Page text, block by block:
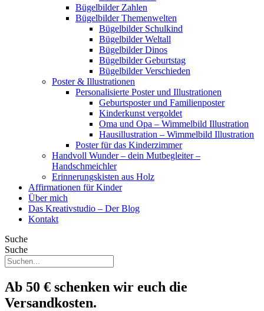
Bügelbilder Zahlen
Bügelbilder Themenwelten
Bügelbilder Schulkind
Bügelbilder Weltall
Bügelbilder Dinos
Bügelbilder Geburtstag
Bügelbilder Verschieden
Poster & Illustrationen
Personalisierte Poster und Illustrationen
Geburtsposter und Familienposter
Kinderkunst vergoldet
Oma und Opa – Wimmelbild Illustration
Hausillustration – Wimmelbild Illustration
Poster für das Kinderzimmer
Handvoll Wunder – dein Mutbegleiter –
Handschmeichler
Erinnerungskisten aus Holz
Affirmationen für Kinder
Über mich
Das Kreativstudio – Der Blog
Kontakt
Suche
Suche
Ab 50 € schenken wir euch die
Versandkosten.